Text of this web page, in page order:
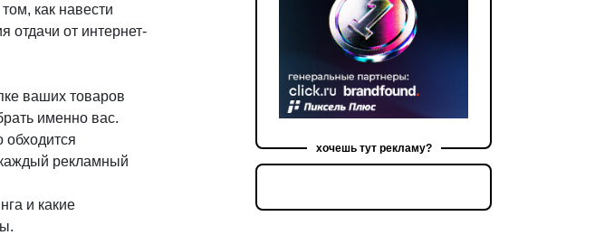
как навести
отдачи от интернет-
ваших товаров
именно вас.
обходится
каждый рекламный
и какие
хочешь тут рекламу?